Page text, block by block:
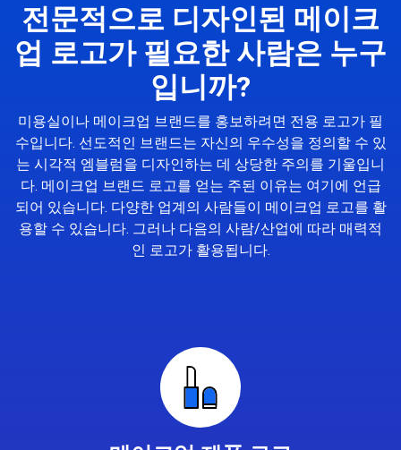
전문적으로 디자인된 메이크
업 로고가 필요한 사람은 누구
입니까?
미용실이나 메이크업 브랜드를 홍보하려면 전용 로고가 필
수입니다. 선도적인 브랜드는 자신의 우수성을 정의할 수 있
는 시각적 엠블럼을 디자인하는 데 상당한 주의를 기울입니
다. 메이크업 브랜드 로고를 얻는 주된 이유는 여기에 언급
되어 있습니다. 다양한 업계의 사람들이 메이크업 로고를 활
용할 수 있습니다. 그러나 다음의 사람/산업에 따라 매력적
인 로고가 활용됩니다.